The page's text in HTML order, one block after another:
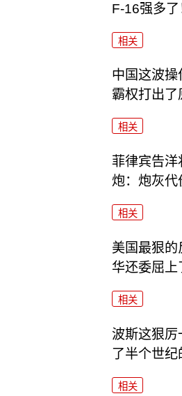
F-16强多了
相关
中国这波
霸权打出了
相关
菲律宾告洋
炮：炮灰代
相关
美国最狠
华还委屈上
相关
波斯这狠
了半个世纪
相关